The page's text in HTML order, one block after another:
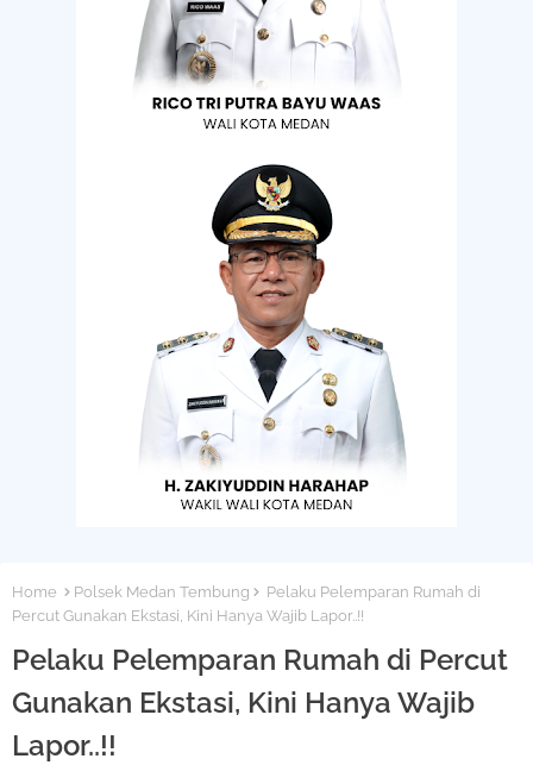
Home Polsek Medan Tembung
Pelaku Pelemparan Rumah di
Percut Gunakan Ekstasi, Kini Hanya Wajib Lapor..!!
Pelaku Pelemparan Rumah di Percut
Gunakan Ekstasi, Kini Hanya Wajib
Lapor..!!